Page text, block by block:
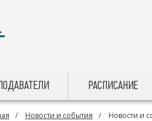
РАСПИСАНИЕ
Новости и события Новости и